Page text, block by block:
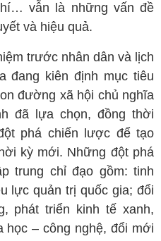
vẫn là những vấn đề
và hiệu quả.
trước nhân dân và lịch
đang kiên định mục tiêu
đường xã hội chủ nghĩa
đã lựa chọn, đồng thời
phá chiến lược để tạo
kỳ mới. Những đột phá
trung chỉ đạo gồm: tinh
lực quản trị quốc gia; đổi
phát triển kinh tế xanh,
học – công nghệ, đổi mới